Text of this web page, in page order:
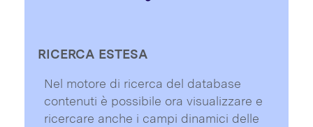
RICERCA ESTESA
Nel motore di ricerca del database
contenuti è possibile ora visualizzare e
ricercare anche i campi dinamici delle